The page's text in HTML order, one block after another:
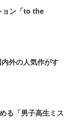
ョン「to the
外の人気作がす
る「男子高生ミス